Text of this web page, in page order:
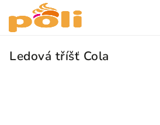
Ledová tříšť Cola